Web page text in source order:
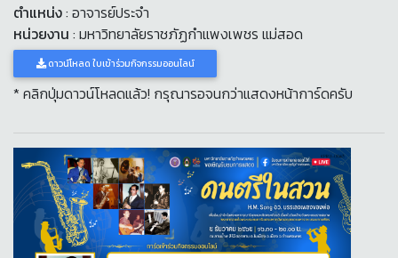
ตำแหน่ง: อาจารย์ประจำ
หน่วยงาน : มหาวิทยาลัยราชภัฏกำแพงเพชร แม่สอด
ดาวน์โหลด ใบเข้าร่วมกิจกรรมออนไลน์
* คลิกปุ่มดาวน์โหลดแล้ว! กรุณารอจนกว่าแสดงหน้าการ์ดครับ